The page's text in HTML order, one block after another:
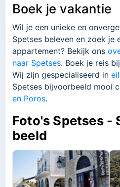
Boek je vakantie
Wil je een unieke en
Spetses beleven en zoek je
appartement? Bekijk ons
naar Spetses. Boek je reis bij
Wij zijn gespecialiseerd in
Spetses bijvoorbeeld mooi
en Poros.
Foto's Spetses -
beeld